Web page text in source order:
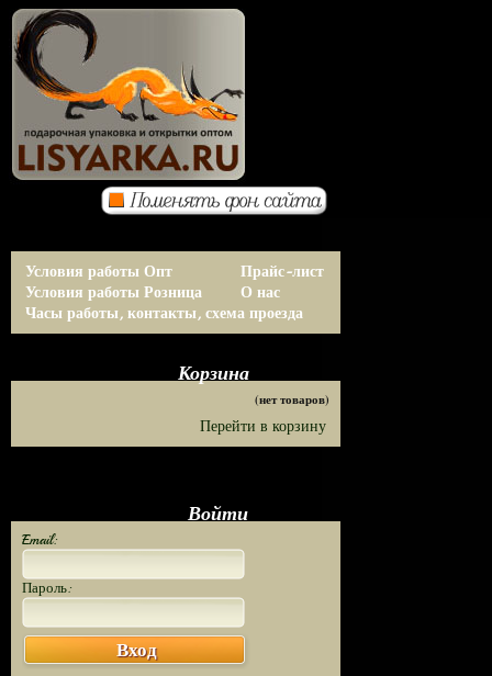
Условия работы Опт
Условия работы Розница
Прайс-лист
О нас
Часы работы, контакты, схема проезда
Корзина
(нет товаров)
Перейти в корзину
Войти
Email:
Пароль:
Вход